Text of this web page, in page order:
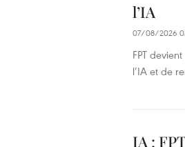
l’IA
07/08/2026
FPT
l’IA et de
IA :